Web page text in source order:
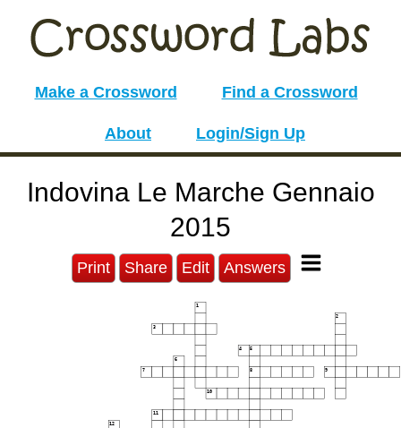
Make a Crossword Find a Crossword
About Login/Sign Up
Indovina Le Marche Gennaio
2015
Print Share Edit Answers
1
2
3
4 5
6
7 8 9
10
11
12